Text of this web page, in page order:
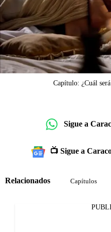
Capítulo: ¿Cuál
Sigue a
📺 Sigue a
Relacionados Capítulos